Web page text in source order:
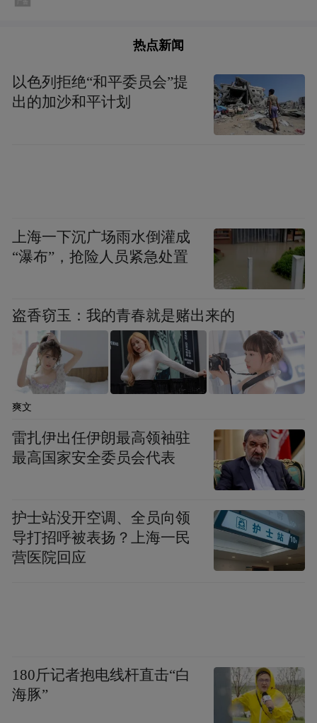
殊荣的书院。这象征着国家对其教育地位的
深切敬仰。
随着书院在地方广泛设立，其逐渐发展为特
留。
20世纪70年代，韩国政府对陶山书院进行了
修缮。1970年建成的“玉振阁”取名自《孟子·
万章下》“集大成也者，金声而玉振之也”，
主要用于展示退溪先生的思想和其生前遗
物。1976年安东大坝建成后，书院前方的山
谷被填埋，形成广场，使书院的原有景观发
生了变化。
2019年，陶山书院与其他八座保存朝鲜王朝
院”之名被列入世界文化遗产名录，并存续至
今。
热点新闻
以色列拒绝“和平委员会”提
出的加沙和平计划
上海一下沉广场雨水倒灌成
“瀑布”，抢险人员紧急处置
盗香窃玉：我的青春就是赌出来的
爽文
雷扎伊出任伊朗最高领袖驻
最高国家安全委员会代表
护士站没开空调、全员向领
导打招呼被表扬？上海一民
营医院回应
180斤记者抱电线杆直击“白
海豚”